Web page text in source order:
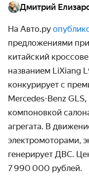
Дмитрий
На Авто.ру
предложениями
китайский
названием LiXiang
конкурирует с
Mercedes-Benz
компоновкой
агрегата. В
электромоторами,
генерирует ДВС.
7 990 000 рублей.